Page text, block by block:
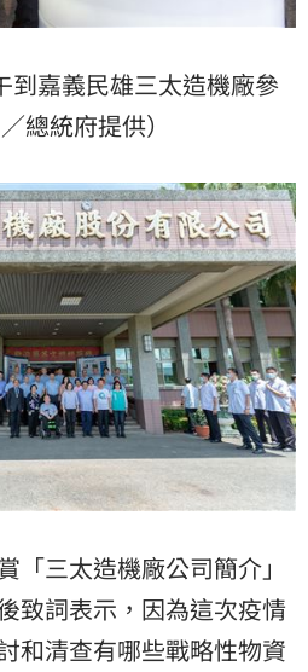
嘉義民雄三太造機廠參
總統府提供）
「三太造機廠公司簡介」
致詞表示，因為這次疫情
和清查有哪些戰略性物資